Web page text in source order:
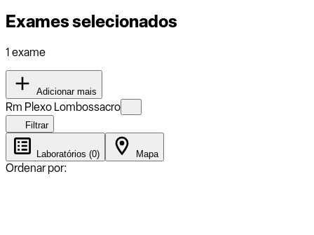
Exames selecionados
1 exame
Adicionar mais
Rm Plexo Lombossacro
Filtrar
Laboratórios (0) Mapa
Ordenar por: